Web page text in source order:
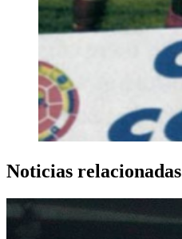
Noticias relacionadas